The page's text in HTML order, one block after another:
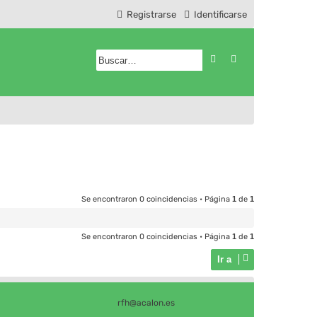
Identificarse
Registrarse
Buscar
Se encontraron 0 coincidencias • Página 1 de 1
Se encontraron 0 coincidencias • Página 1 de 1
Ir a
rfh@acalon.es